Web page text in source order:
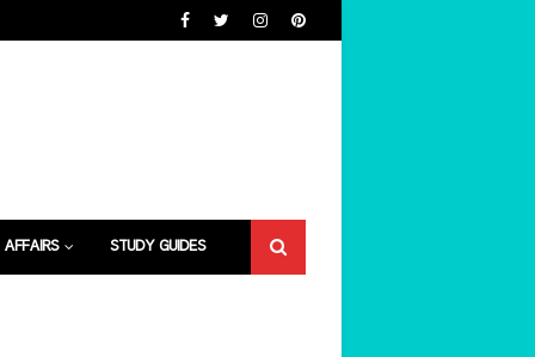
AFFAIRS STUDY GUIDES